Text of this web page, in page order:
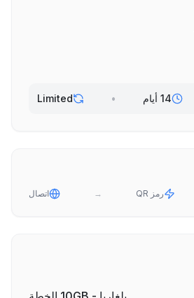
14 أيام •
Limited
رمز QR → اتصال